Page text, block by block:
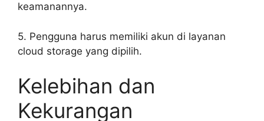
keamanannya.
5. Pengguna harus memiliki akun di layanan
cloud storage yang dipilih.
Kelebihan dan
Kekurangan